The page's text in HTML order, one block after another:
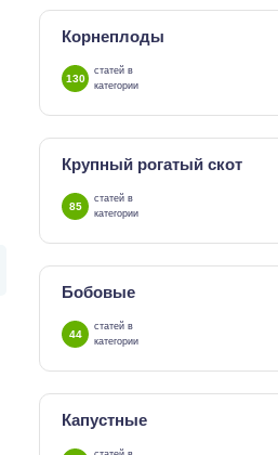
Корнеплоды
130
статей в
категории
Крупный рогатый скот
85
статей в
категории
Бобовые
44
статей в
категории
Капустные